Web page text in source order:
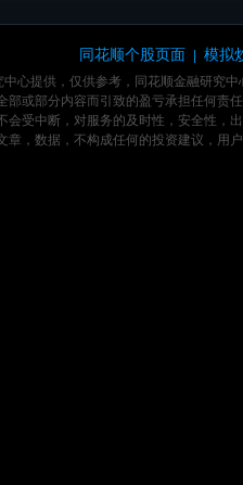
同花顺个股页面 模拟
心提供，仅供参考，同花顺金融研究
部或部分内容而引致的盈亏承担任何
会受中断，对服务的及时性，安全性，
章，数据，不构成任何的投资建议，用